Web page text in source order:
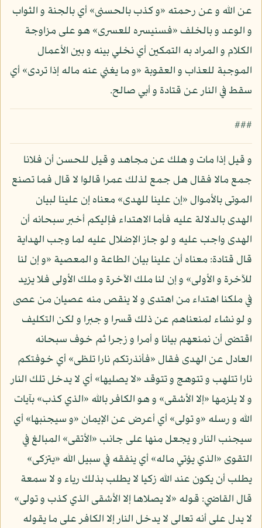
عن الله و عن رحمته «و كذب بالحسنى» أي بالجنة و الثواب
و الوعد و بالخلف «فسنيسره للعسرى» هو على مزاوجة
الكلام و المراد به التمكين أي نخلي بينه و بين الأعمال
الموجبة للعذاب و العقوبة «و ما يغني عنه ماله إذا تردى» أي
سقط في النار عن قتادة و أبي صالح.
###
و قيل إذا مات و هلك عن مجاهد و قيل للحسن أن فلانا
جمع مالا فقال هل جمع لذلك عمرا قالوا لا قال فما تصنع
الموتى بالأموال «إن علينا للهدى» معناه إن علينا لبيان
الهدى بالدلالة عليه فأما الاهتداء فإليكم أخبر سبحانه أن
الهدى واجب عليه و لو جاز الإضلال عليه لما وجب الهداية
قال قتادة: معناه أن علينا بيان الطاعة و المعصية «و إن لنا
للآخرة و الأولى» و إن لنا ملك الآخرة و ملك الأولى فلا يزيد
في ملكنا اهتداء من اهتدى و لا ينقص منه عصيان من عصى
و لو نشاء لمنعناهم عن ذلك قسرا و جبرا و لكن التكليف
اقتضى أن نمنعهم بيانا و أمرا و زجرا ثم خوف سبحانه
العادل عن الهدى فقال «فأنذرتكم نارا تلظى» أي خوفتكم
نارا تتلهب و تتوهج و تتوقد «لا يصليها» أي لا يدخل تلك النار
و لا يلزمها «إلا الأشقى» و هو الكافر بالله «الذي كذب» بآيات
الله و رسله «و تولى» أي أعرض عن الإيمان «و سيجنبها» أي
سيجنب النار و يجعل منها على جانب «الأتقى» المبالغ في
التقوى «الذي يؤتي ماله» أي ينفقه في سبيل الله «يتزكى»
يطلب أن يكون عند الله زكيا لا يطلب بذلك رياء و لا سمعة
قال القاضي: قوله «لا يصلاها إلا الأشقى الذي كذب و تولى»
لا يدل على أنه تعالى لا يدخل النار إلا الكافر على ما يقوله